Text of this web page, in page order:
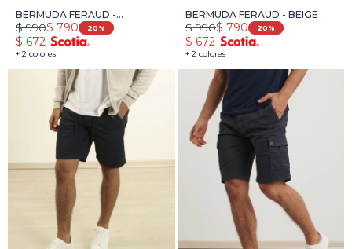
BERMUDA FERAUD -
TOSTADO
+ 2 colores
$ 790
$ 990 20
$ 672
BERMUDA FERAUD - BEIGE
+ 2 colores
$ 790
$ 990 20
$ 672